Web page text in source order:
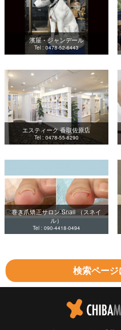
濱屋・ジャンデール
Tel : 0478-52-6443
エスティーク 香取佐原店
Tel : 0478-55-8290
巻き爪矯正サロン Snail （スネイ
ル）
Tel : 090-4418-0494
検索ペー